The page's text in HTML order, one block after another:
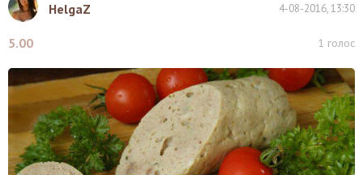
HelgaZ 4-08-2016, 13:30
5.00 1 голос